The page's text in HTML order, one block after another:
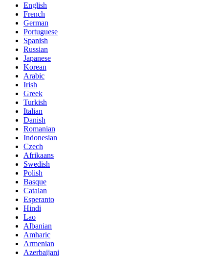
English
French
German
Portuguese
Spanish
Russian
Japanese
Korean
Arabic
Irish
Greek
Turkish
Italian
Danish
Romanian
Indonesian
Czech
Afrikaans
Swedish
Polish
Basque
Catalan
Esperanto
Hindi
Lao
Albanian
Amharic
Armenian
Azerbaijani